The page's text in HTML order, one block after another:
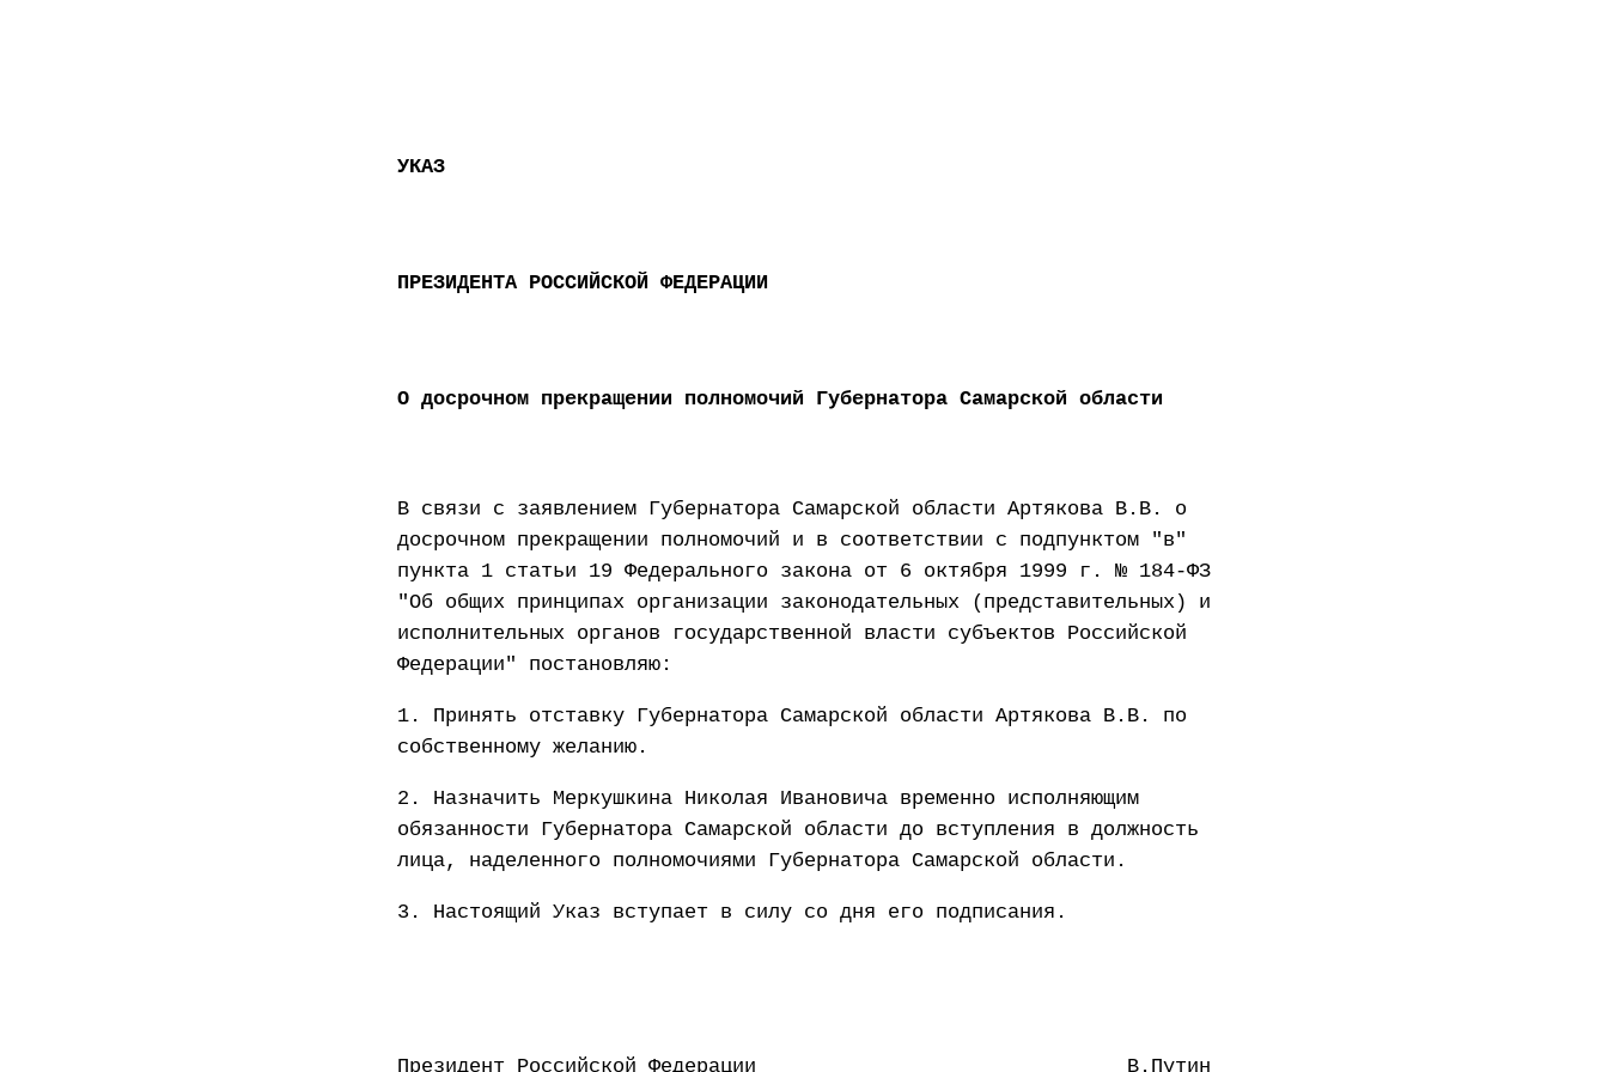
УКАЗ
ПРЕЗИДЕНТА РОССИЙСКОЙ ФЕДЕРАЦИИ
О досрочном прекращении полномочий Губернатора Самарской области
В связи с заявлением Губернатора Самарской области Артякова В.В. о
досрочном прекращении полномочий и в соответствии с подпунктом "в"
пункта 1 статьи 19 Федерального закона от 6 октября 1999 г. № 184-ФЗ
"Об общих принципах организации законодательных (представительных) и
исполнительных органов государственной власти субъектов Российской
Федерации" постановляю:
1. Принять отставку Губернатора Самарской области Артякова В.В. по
собственному желанию.
2. Назначить Меркушкина Николая Ивановича временно исполняющим
обязанности Губернатора Самарской области до вступления в должность
лица, наделенного полномочиями Губернатора Самарской области.
3. Настоящий Указ вступает в силу со дня его подписания.
Президент Российской Федерации В.Путин